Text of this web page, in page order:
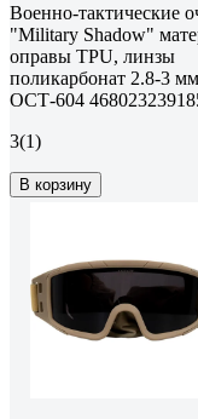
Военно-тактические
"Military Shadow"
оправы TPU, линзы
поликарбонат 2.8-3
ОСТ-604
3(1)
В корзину